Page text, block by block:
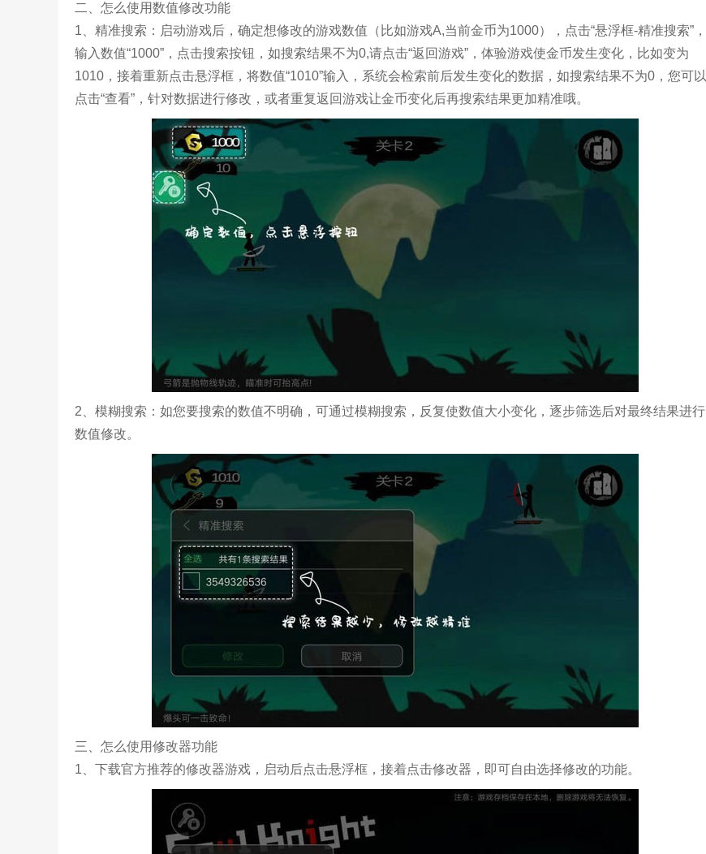
二、怎么使用数值修改功能
1、精准搜索：启动游戏后，确定想修改的游戏数值（比如游戏A,当前金币为1000），点击“悬浮框-精准搜索”，
输入数值“1000”，点击搜索按钮，如搜索结果不为0,请点击“返回游戏”，体验游戏使金币发生变化，比如变为
1010，接着重新点击悬浮框，将数值“1010”输入，系统会检索前后发生变化的数据，如搜索结果不为0，您可以
点击“查看”，针对数据进行修改，或者重复返回游戏让金币变化后再搜索结果更加精准哦。
2、模糊搜索：如您要搜索的数值不明确，可通过模糊搜索，反复使数值大小变化，逐步筛选后对最终结果进行
数值修改。
三、怎么使用修改器功能
1、下载官方推荐的修改器游戏，启动后点击悬浮框，接着点击修改器，即可自由选择修改的功能。